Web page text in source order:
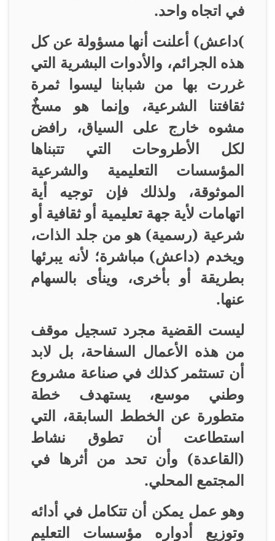
في اتجاه واحد.
(داعش) أعلنت أنها مسؤولة عن كل
هذه الجرائم، والأدوات البشرية التي
غررت بها من شبابنا ليسوا ثمرة
ثقافتنا الشرعية، وإنما هو مسخٌ
مشوه خارج على السياق، رافض
لكل الأطروحات التي تتبناها
المؤسسات التعليمية والشرعية
الموثوقة، ولذلك فإن توجيه أية
اتهامات لأية جهة تعليمية أو ثقافية أو
شرعية (رسمية) هو من جلد الذات،
ويخدم (داعش) مباشرة؛ لأنه يبرئها
بطريقة أو بأخرى، وينأى بالسهام
عنها.
ليست القضية مجرد تسجيل موقف
من هذه الأعمال السفاحة، بل لابد
أن تستثمر كذلك في صناعة مشروع
وطني موسع، يستهدف خطة
متطورة عن الخطط السابقة، التي
استطاعت أن تطوق نشاط
(القاعدة) وأن تحد من أثرها في
المجتمع المحلي.
وهو عمل يمكن أن تتكامل في أدائه
وتوزيع أدواره مؤسسات التعليم